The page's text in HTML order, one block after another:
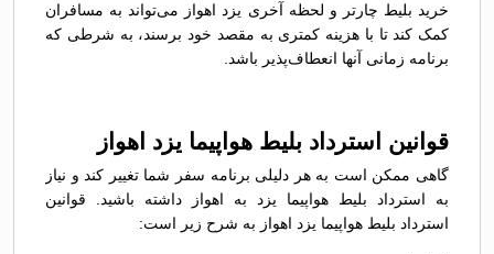
خرید بلیط چارتر و لحظه آخری یزد اهواز می‌تواند به مسافران
کمک کند تا با هزینه کمتری به مقصد خود برسند، به شرطی که
برنامه زمانی آنها انعطاف‌پذیر باشد.
قوانین استرداد بلیط هواپیما یزد اهواز
گاهی ممکن است به هر دلیلی برنامه سفر شما تغییر کند و نیاز
به استرداد بلیط هواپیما یزد به اهواز داشته باشید. قوانین
استرداد بلیط هواپیما یزد اهواز به شرح زیر است: